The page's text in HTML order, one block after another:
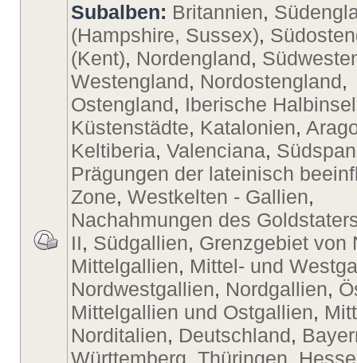
Subalben: Britannien,
(Hampshire, Sussex),
(Kent), Nordengland,
Westengland, Nordostengland,
Ostengland, Iberische Halbinsel
Küstenstädte, Katalonien,
Keltiberia, Valenciana,
Prägungen der lateinisch
Zone, Westkelten - Gallien,
Nachahmungen des
II, Südgallien, Grenzgebiet von
Mittelgallien, Mittel- und
Nordwestgallien, Nordgallien,
Mittelgallien und Ostgallien,
Norditalien, Deutschland,
Württemberg, Thüringen,